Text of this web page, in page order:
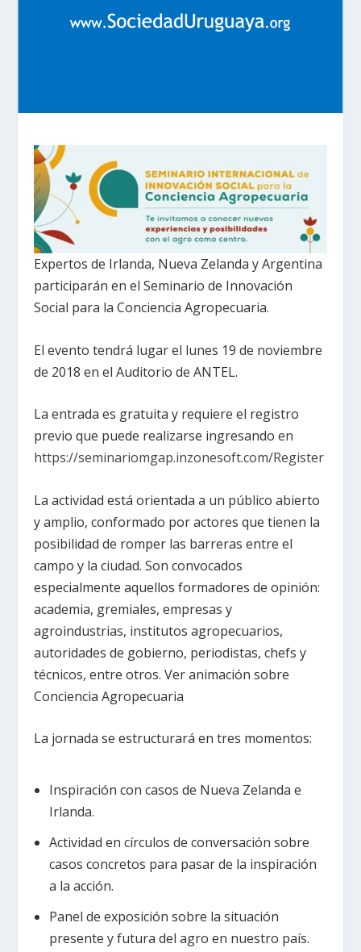
Expertos de Irlanda, Nueva Zelanda y Argentina
participarán en el Seminario de Innovación
Social para la Conciencia Agropecuaria.
El evento tendrá lugar el lunes 19 de noviembre
de 2018 en el Auditorio de ANTEL.
La entrada es gratuita y requiere el registro
previo que puede realizarse ingresando en
https://seminariomgap.inzonesoft.com/Register
La actividad está orientada a un público abierto
y amplio, conformado por actores que tienen la
posibilidad de romper las barreras entre el
campo y la ciudad. Son convocados
especialmente aquellos formadores de opinión:
academia, gremiales, empresas y
agroindustrias, institutos agropecuarios,
autoridades de gobierno, periodistas, chefs y
técnicos, entre otros. Ver animación sobre
Conciencia Agropecuaria
La jornada se estructurará en tres momentos:
Inspiración con casos de Nueva Zelanda e
Irlanda.
Actividad en círculos de conversación sobre
casos concretos para pasar de la inspiración
a la acción.
Panel de exposición sobre la situación
presente y futura del agro en nuestro país.